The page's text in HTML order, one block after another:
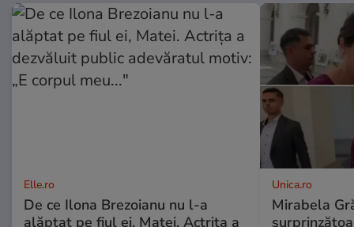
Elle.ro
De ce Ilona Brezoianu nu l-a
alăptat pe fiul ei, Matei. Actrița a
Unica.ro
Mirabela